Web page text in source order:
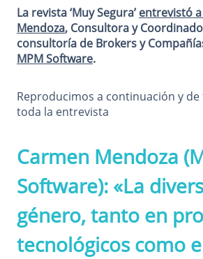
La revista ‘Muy Segura’ entrevistó
Mendoza, Consultora y
consultoría de Brokers y
MPM Software.
Reproducimos a continuación y
toda la entrevista
Carmen Mendoza
Software): «La
género, tanto en
tecnológicos como